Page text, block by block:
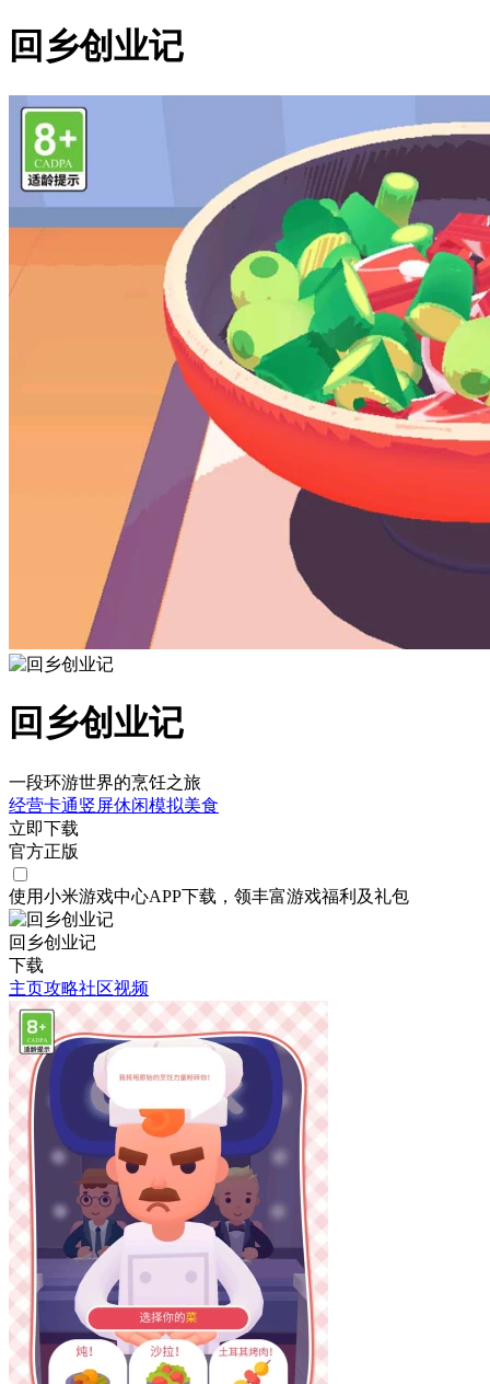
回乡创业记
回乡创业记
一段环游世界的烹饪之旅
经营卡通竖屏休闲模拟美食
立即下载
官方正版
使用小米游戏中心APP下载 ，领丰富游戏福利 及礼包
回乡创业记
下载
主页攻略社区视频